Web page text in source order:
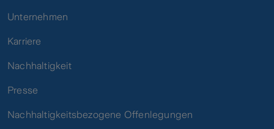
Unternehmen
Karriere
Nachhaltigkeit
Presse
Nachhaltigkeitsbezogene Offenlegungen